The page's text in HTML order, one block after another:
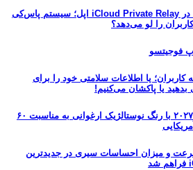
افشای نشت آدرس IP در iCloud Private Relay اپل؛ سیستم پاس‌کی
را لو می‌دهد؟
فوجیتسو
کاربران؛ یا اطلاعات سلامتی خود را برای
یا پاکشان می‌کنیم!
رونمایی از دوج چارجر ۲۰۲۷ با رنگ نوستالژیک ارغوانی به مناسبت ۶۰
و میزان احساسات سیری در جدیدترین